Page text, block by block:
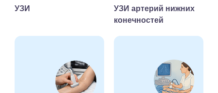
УЗИ
УЗИ артерий нижних
конечностей